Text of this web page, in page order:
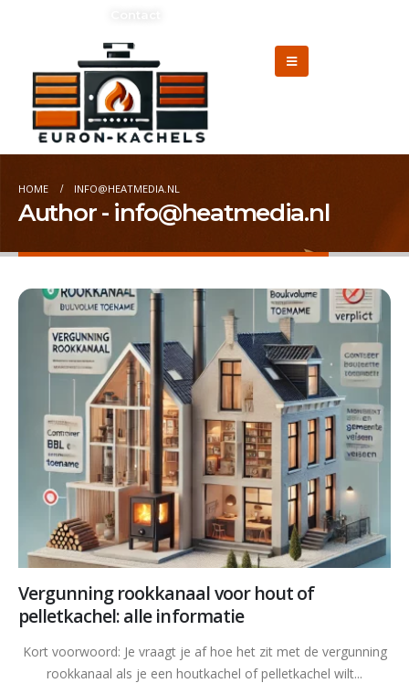
HOME INFO@HEATMEDIA.NL
Author - info@heatmedia.nl
Vergunning rookkanaal voor hout of
pelletkachel: alle informatie
Kort voorwoord: Je vraagt je af hoe het zit met de vergunning
rookkanaal als je een houtkachel of pelletkachel wilt...